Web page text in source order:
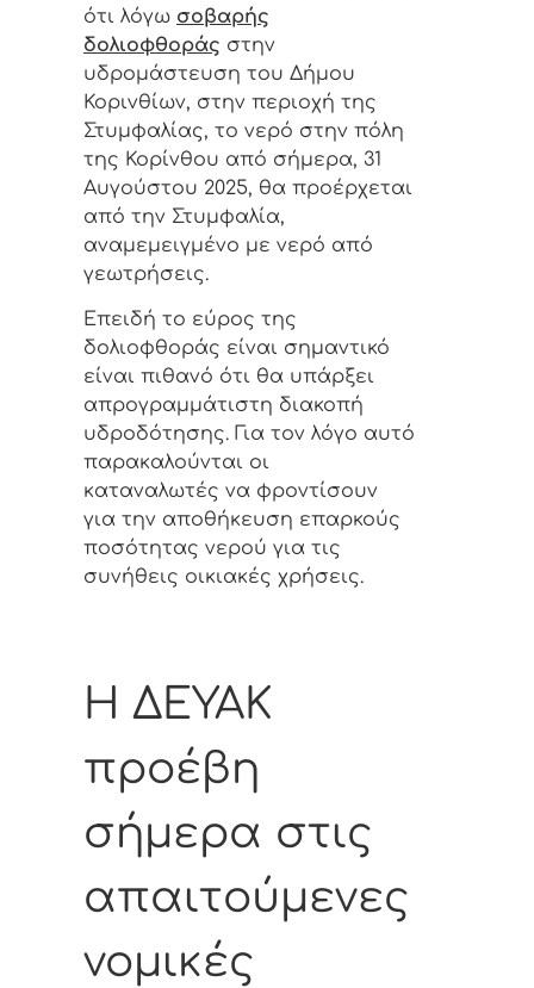
ότι λόγω σοβαρής
δολιοφθοράς στην
υδρομάστευση του Δήμου
Κορινθίων, στην περιοχή της
Στυμφαλίας, το νερό στην πόλη
της Κορίνθου από σήμερα, 31
Αυγούστου 2025, θα προέρχεται
από την Στυμφαλία,
αναμεμειγμένο με νερό από
γεωτρήσεις.
Επειδή το εύρος της
δολιοφθοράς είναι σημαντικό
είναι πιθανό ότι θα υπάρξει
απρογραμμάτιστη διακοπή
υδροδότησης. Για τον λόγο αυτό
παρακαλούνται οι
καταναλωτές να φροντίσουν
για την αποθήκευση επαρκούς
ποσότητας νερού για τις
συνήθεις οικιακές χρήσεις.
Η ΔΕΥΑΚ
προέβη
σήμερα στις
απαιτούμενες
νομικές